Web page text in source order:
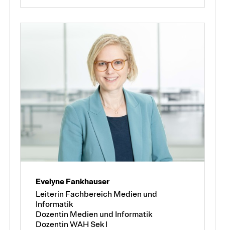
Evelyne Fankhauser
Leiterin Fachbereich Medien und
Informatik
Dozentin Medien und Informatik
Dozentin WAH Sek I